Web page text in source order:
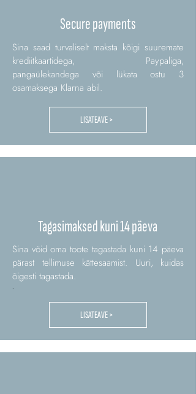
Secure payments
Sina saad turvaliselt maksta kõigi suuremate
krediitkaartidega, Paypaliga,
pangaülekandega või lükata ostu 3
osamaksega Klarna abil.
LISATEAVE >
Tagasimaksed kuni 14 päeva
Sina võid oma toote tagastada kuni 14 päeva
pärast tellimuse kättesaamist. Uuri, kuidas
õigesti tagastada.
LISATEAVE >